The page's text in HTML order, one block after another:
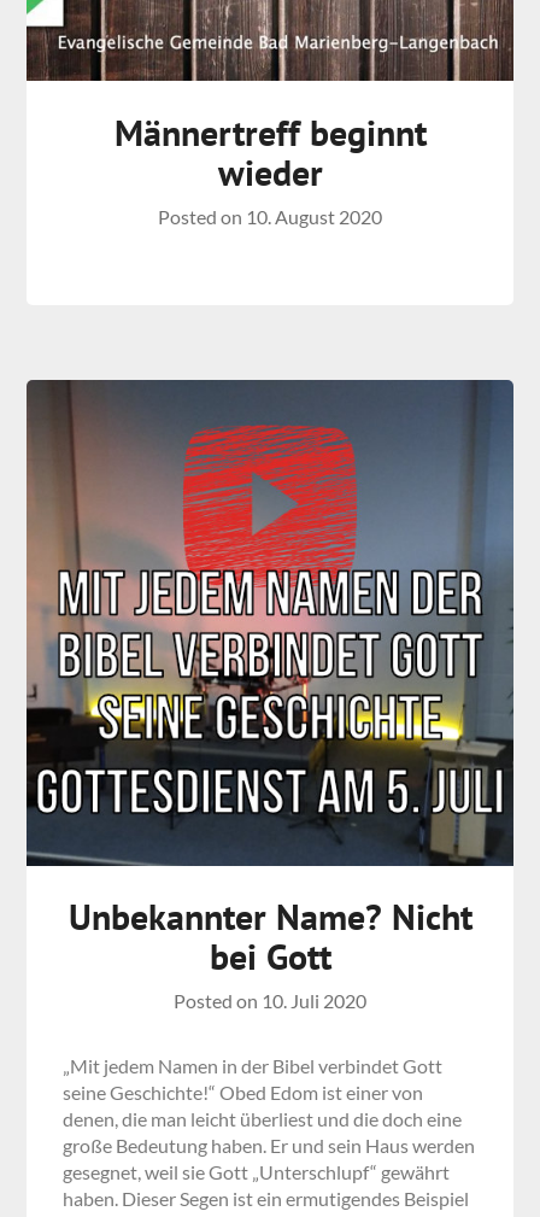
Männertreff beginnt
wieder
Posted on 10. August 2020
Unbekannter Name? Nicht
bei Gott
Posted on 10. Juli 2020
„Mit jedem Namen in der Bibel verbindet Gott
seine Geschichte!“ Obed Edom ist einer von
denen, die man leicht überliest und die doch eine
große Bedeutung haben. Er und sein Haus werden
gesegnet, weil sie Gott „Unterschlupf“ gewährt
haben. Dieser Segen ist ein ermutigendes Beispiel